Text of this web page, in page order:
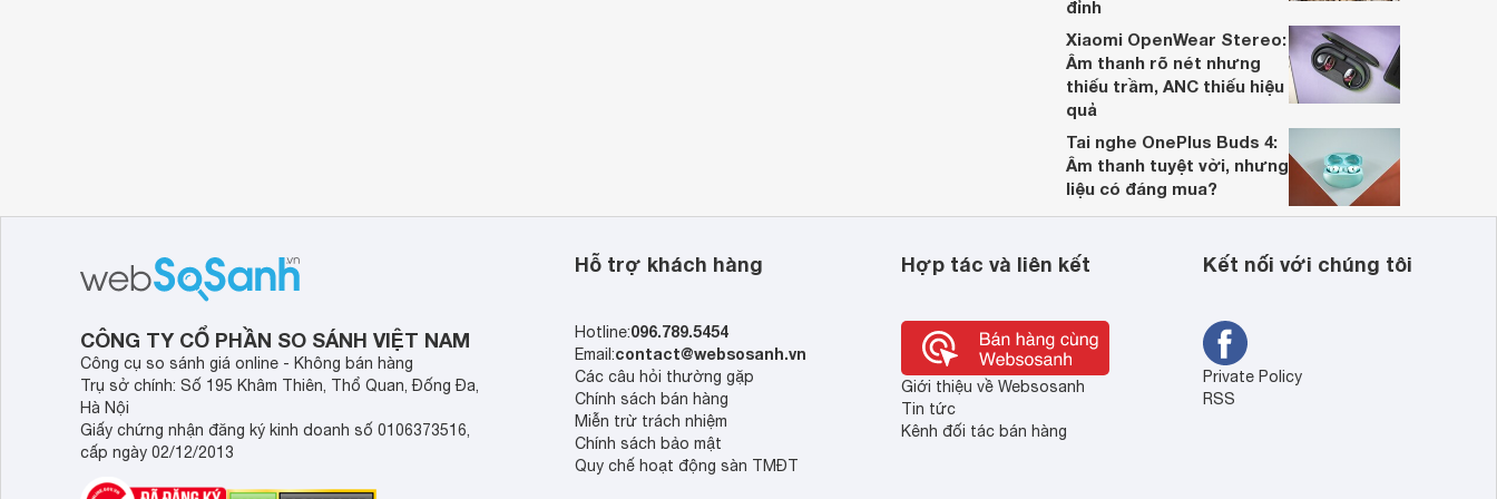
- Tín hiệu ngõ vào: Jack RCA
- Tổng công suất: 28W
- Đáp ứng tần số: 20Hz - 20KHz
- Tỷ số nén nhiễu S/N: >70dB
đỉnh
Xiaomi OpenWear Stereo:
Âm thanh rõ nét nhưng
thiếu trầm, ANC thiếu hiệu
quả
Tai nghe OnePlus Buds 4:
Âm thanh tuyệt vời, nhưng
liệu có đáng mua?
CÔNG TY CỔ PHẦN SO SÁNH VIỆT NAM
Công cụ so sánh giá online - Không bán hàng
Trụ sở chính: Số 195 Khâm Thiên, Thổ Quan, Đống Đa,
Hà Nội
Giấy chứng nhận đăng ký kinh doanh số 0106373516,
cấp ngày 02/12/2013
Hỗ trợ khách hàng
Hotline:096.789.5454
Email:contact@websosanh.vn
Các câu hỏi thường gặp
Chính sách bán hàng
Miễn trừ trách nhiệm
Chính sách bảo mật
Quy chế hoạt động sàn TMĐT
Hợp tác và liên kết
Giới thiệu về Websosanh
Tin tức
Kênh đối tác bán hàng
Kết nối với chúng tôi
Private Policy
RSS